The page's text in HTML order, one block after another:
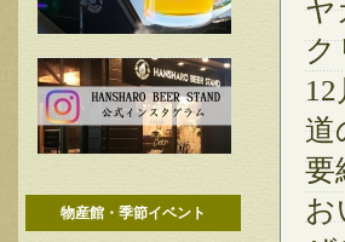
物産館・季節イベント
ヤ
ク
道
要
お